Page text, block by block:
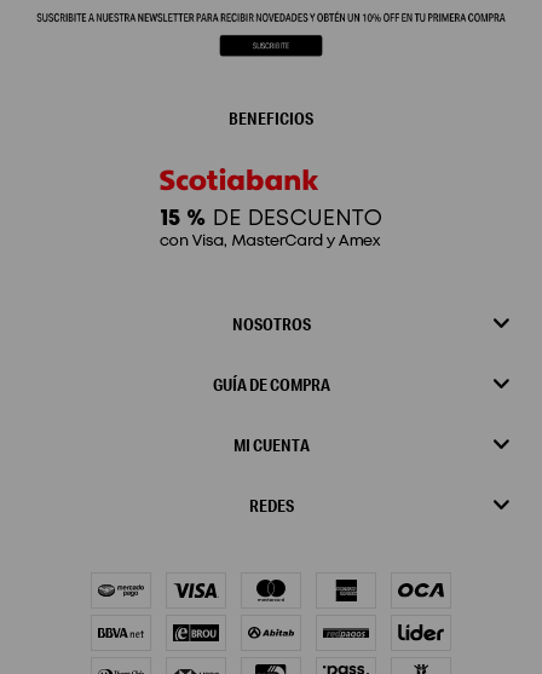
NOSOTROS
GUÍA DE COMPRA
MI CUENTA
REDES
BENEFICIOS